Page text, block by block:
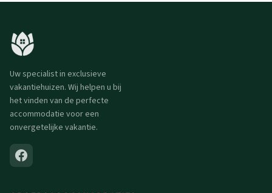
Uw specialist in exclusieve
vakantiehuizen. Wij helpen u bij
het vinden van de perfecte
accommodatie voor een
onvergetelijke vakantie.